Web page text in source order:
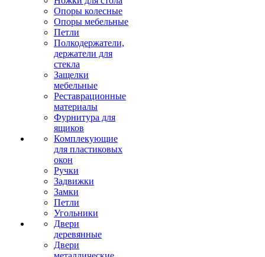
Опоры колесные
Опоры мебельные
Петли
Полкодержатели,
держатели для
стекла
Защелки
мебельные
Реставрационные
материалы
Фурнитура для
ящиков
Комплекующие
для пластиковых
окон
Ручки
Задвижки
Замки
Петли
Угольники
Двери
деревянные
Двери